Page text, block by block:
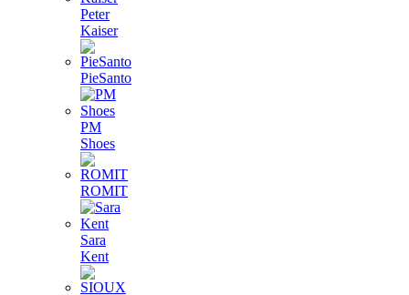
Peter
Kaiser
PieSanto
PM
Shoes
ROMIT
Sara
Kent